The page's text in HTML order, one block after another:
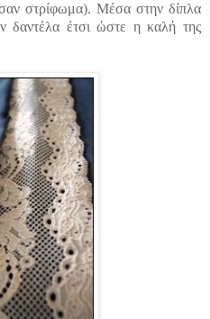
στρίφωμα). Μέσα στην δίπλα
δαντέλα έτσι ώστε η καλή της